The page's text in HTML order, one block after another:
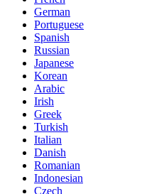
German
Portuguese
Spanish
Russian
Japanese
Korean
Arabic
Irish
Greek
Turkish
Italian
Danish
Romanian
Indonesian
Czech